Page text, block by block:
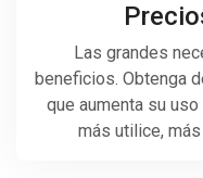
Las grandes
beneficios. Obtenga
que aumenta su
más utilice, más